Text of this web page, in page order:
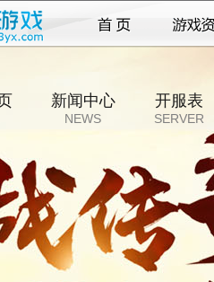
新闻中心
NEWS
开服表
SERVER